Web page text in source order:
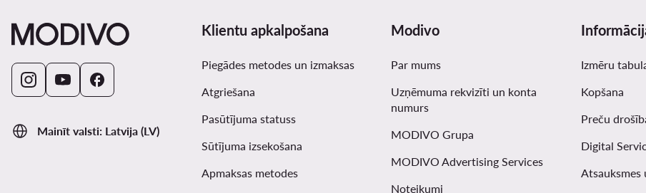
Mainīt valsti: Latvija (LV)
Klientu apkalpošana
Piegādes metodes un izmaksas
Atgriešana
Pasūtījuma statuss
Sūtījuma izsekošana
Apmaksas metodes
Modivo
Par mums
Uzņēmuma rekvizīti un konta
numurs
MODIVO Grupa
MODIVO Advertising Services
Noteikumi
Izmēru
Kopšana
Preču
Digital
Atsauksmes